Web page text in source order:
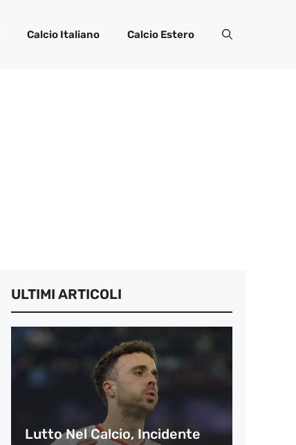
Calcio Italiano Calcio Estero
ULTIMI ARTICOLI
Lutto Nel Calcio, Incidente